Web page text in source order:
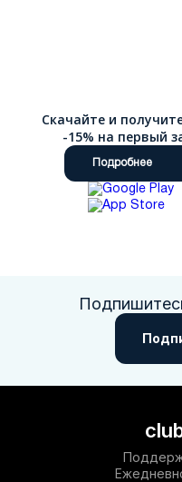
Скачайте и
-15% на первый
Подробнее